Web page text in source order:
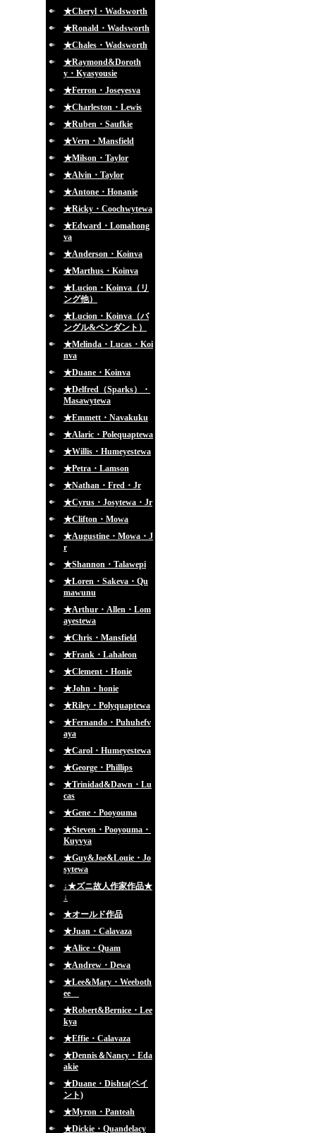
★Cheryl・Wadsworth
★Ronald・Wadsworth
★Chales・Wadsworth
★Raymond&Doroth
y・Kyasyousie
★Ferron・Joseyesva
★Charleston・Lewis
★Ruben・Saufkie
★Vern・Mansfield
★Milson・Taylor
★Alvin・Taylor
★Antone・Honanie
★Ricky・Coochwytewa
★Edward・Lomahong
va
★Anderson・Koinva
★Marthus・Koinva
★Lucion・Koinva（リ
ング他）
★Lucion・Koinva（バ
ングル&ペンダント）
★Melinda・Lucas・Koi
nva
★Duane・Koinva
★Delfred（Sparks）・
Masawytewa
★Emmett・Navakuku
★Alaric・Polequaptewa
★Willis・Humeyestewa
★Petra・Lamson
★Nathan・Fred・Jr
★Cyrus・Josytewa・Jr
★Clifton・Mowa
★Augustine・Mowa・J
r
★Shannon・Talawepi
★Loren・Sakeva・Qu
mawunu
★Arthur・Allen・Lom
ayestewa
★Chris・Mansfield
★Frank・Lahaleon
★Clement・Honie
★John・honie
★Riley・Polyquaptewa
★Fernando・Puhuhefv
aya
★Carol・Humeyestewa
★George・Phillips
★Trinidad&Dawn・Lu
cas
★Gene・Pooyouma
★Steven・Pooyouma・
Kuyvya
★Guy&Joe&Louie・Jo
sytewa
↓★ズニ故人作家作品★
↓
★オールド作品
★Juan・Calavaza
★Alice・Quam
★Andrew・Dewa
★Lee&Mary・Weeboth
ee
★Robert&Bernice・Lee
kya
★Effie・Calavaza
★Dennis＆Nancy・Eda
akie
★Duane・Dishta(ペイ
ント)
★Myron・Panteah
★Dickie・Quandelacy